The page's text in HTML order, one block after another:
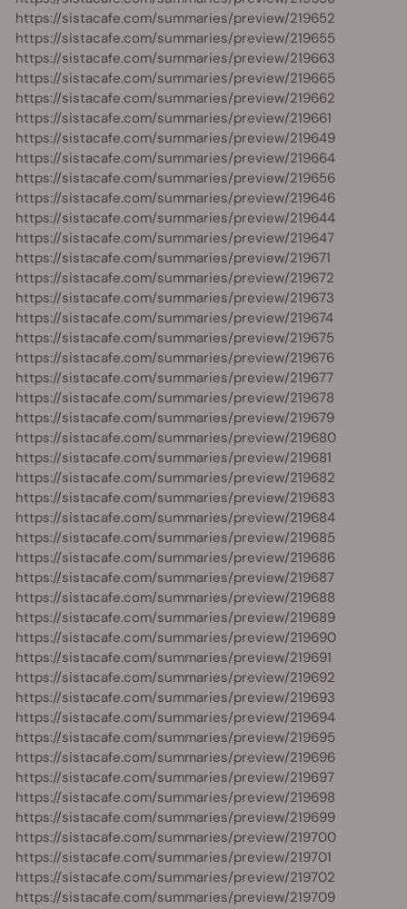
https://sistacafe.com/summaries/preview/219652
https://sistacafe.com/summaries/preview/219655
https://sistacafe.com/summaries/preview/219663
https://sistacafe.com/summaries/preview/219665
https://sistacafe.com/summaries/preview/219662
https://sistacafe.com/summaries/preview/219661
https://sistacafe.com/summaries/preview/219649
https://sistacafe.com/summaries/preview/219664
https://sistacafe.com/summaries/preview/219656
https://sistacafe.com/summaries/preview/219646
https://sistacafe.com/summaries/preview/219644
https://sistacafe.com/summaries/preview/219647
https://sistacafe.com/summaries/preview/219671
https://sistacafe.com/summaries/preview/219672
https://sistacafe.com/summaries/preview/219673
https://sistacafe.com/summaries/preview/219674
https://sistacafe.com/summaries/preview/219675
https://sistacafe.com/summaries/preview/219676
https://sistacafe.com/summaries/preview/219677
https://sistacafe.com/summaries/preview/219678
https://sistacafe.com/summaries/preview/219679
https://sistacafe.com/summaries/preview/219680
https://sistacafe.com/summaries/preview/219681
https://sistacafe.com/summaries/preview/219682
https://sistacafe.com/summaries/preview/219683
https://sistacafe.com/summaries/preview/219684
https://sistacafe.com/summaries/preview/219685
https://sistacafe.com/summaries/preview/219686
https://sistacafe.com/summaries/preview/219687
https://sistacafe.com/summaries/preview/219688
https://sistacafe.com/summaries/preview/219689
https://sistacafe.com/summaries/preview/219690
https://sistacafe.com/summaries/preview/219691
https://sistacafe.com/summaries/preview/219692
https://sistacafe.com/summaries/preview/219693
https://sistacafe.com/summaries/preview/219694
https://sistacafe.com/summaries/preview/219695
https://sistacafe.com/summaries/preview/219696
https://sistacafe.com/summaries/preview/219697
https://sistacafe.com/summaries/preview/219698
https://sistacafe.com/summaries/preview/219699
https://sistacafe.com/summaries/preview/219700
https://sistacafe.com/summaries/preview/219701
https://sistacafe.com/summaries/preview/219702
https://sistacafe.com/summaries/preview/219709